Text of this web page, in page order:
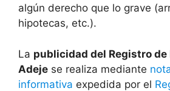
algún derecho que lo grave
hipotecas, etc.).
La publicidad del Registro de
Adeje se realiza mediante
informativa expedida por el